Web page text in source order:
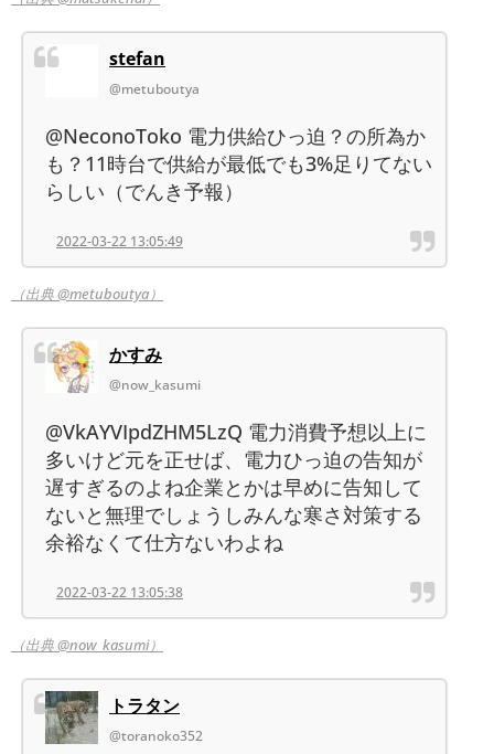
stefan
@metuboutya
@NeconoToko 電力供給ひっ迫？の所為か
も？11時台で供給が最低でも3%足りてない
らしい（でんき予報）
2022-03-22 13:05:49
（出典 @metuboutya）
かすみ
@now_kasumi
@VkAYVIpdZHM5LzQ 電力消費予想以上に
多いけど元を正せば、電力ひっ迫の告知が
遅すぎるのよね企業とかは早めに告知して
ないと無理でしょうしみんな寒さ対策する
余裕なくて仕方ないわよね
2022-03-22 13:05:38
（出典 @now_kasumi）
トラタン
@toranoko352